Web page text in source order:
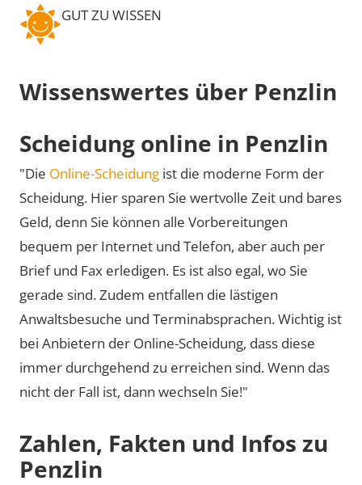
GUT ZU WISSEN
Wissenswertes über Penzlin
Scheidung online in Penzlin
"Die Online-Scheidung ist die moderne Form der
Scheidung. Hier sparen Sie wertvolle Zeit und bares
Geld, denn Sie können alle Vorbereitungen
bequem per Internet und Telefon, aber auch per
Brief und Fax erledigen. Es ist also egal, wo Sie
gerade sind. Zudem entfallen die lästigen
Anwaltsbesuche und Terminabsprachen. Wichtig ist
bei Anbietern der Online-Scheidung, dass diese
immer durchgehend zu erreichen sind. Wenn das
nicht der Fall ist, dann wechseln Sie!"
Zahlen, Fakten und Infos zu
Penzlin